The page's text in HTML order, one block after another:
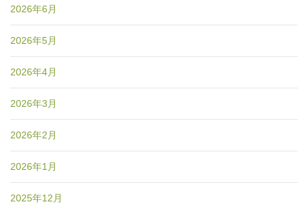
2026年6月
2026年5月
2026年4月
2026年3月
2026年2月
2026年1月
2025年12月